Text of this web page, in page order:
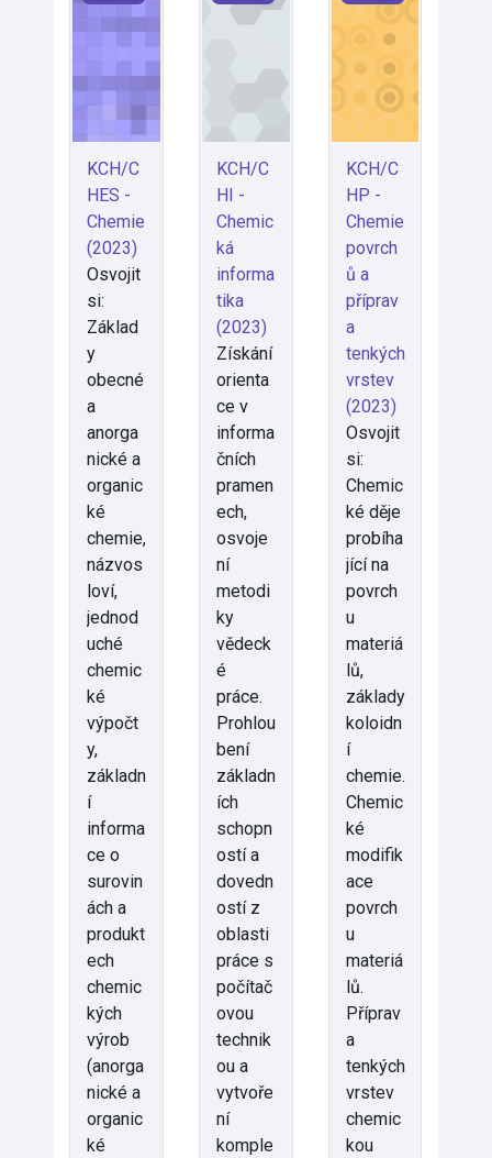
KCH/C
HES -
Chemie
(2023)
Osvojit
si:
Základ
y
obecné
a
anorga
nické a
organic
ké
chemie,
názvos
loví,
jednod
uché
chemic
ké
výpočt
y,
základn
í
informa
ce o
surovin
ách a
produkt
ech
chemic
kých
výrob
(anorga
nické a
organic
ké
KCH/C
HI -
Chemic
ká
informa
tika
(2023)
Získání
orienta
ce v
informa
čních
pramen
ech,
osvoje
ní
metodi
ky
vědeck
é
práce.
Prohlou
bení
základn
ích
schopn
ostí a
dovedn
ostí z
oblasti
práce s
počítač
ovou
technik
ou a
vytvoře
ní
komple
KCH/C
HP -
Chemie
povrch
ů a
příprav
a
tenkých
vrstev
(2023)
Osvojit
si:
Chemic
ké děje
probíha
jící na
povrch
u
materiá
lů,
základy
koloidn
í
chemie.
Chemic
ké
modifik
ace
povrch
u
materiá
lů.
Příprav
a
tenkých
vrstev
chemic
kou